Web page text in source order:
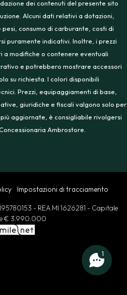
dei contenuti del presente sito
Alcuni dati relativi a dotazioni,
consumo di carburante, costi di
puramente indicativi. Inoltre, i prezzi
a modifiche o contenere eventuali
e potrebbero mostrare accessori
su richiesta. I colori disponibili
Prezzi, equipaggiamenti di base,
giuridiche e fiscali valgono solo per
aggiornate, è consigliabile rivolgersi
Ambrostore.
Impostazioni di tracciamento
- REA MI 1626281 - Capitale
€ 3.990.000
1